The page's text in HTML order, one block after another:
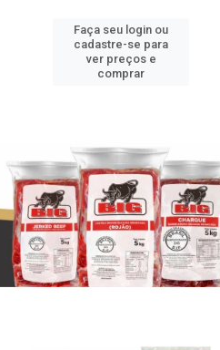
Faça seu login ou
cadastre-se para
ver preços e
comprar